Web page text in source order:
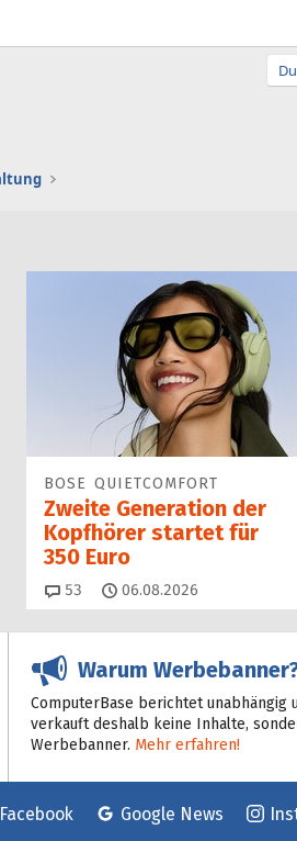
BOSE QUIETCOMFORT
Zweite Generation der
Kopfhörer startet für
350 Euro
53 Kommentare
06.08.2026
Warum
ComputerBase berichtet unabhängig
verkauft deshalb keine Inhalte,
Werbebanner. Mehr erfahren!
Facebook Google News